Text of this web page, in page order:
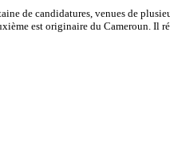
de candidatures, venues de
est originaire du Cameroun. Il